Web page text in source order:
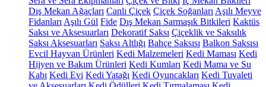
Dış Mekan Ağaçları Canlı Çiçek Çiçek Soğanları Aşılı Meyve
Fidanları Aşılı Gül Fide Dış Mekan Sarmaşık Bitkileri Kaktüs
Saksı ve Aksesuarları Dekoratif Saksı Çiçeklik ve Saksılık
Saksı Aksesuarları Saksı Altlığı Bahçe Saksısı Balkon Saksısı
Evcil Hayvan Ürünleri Kedi Malzemeleri Kedi Maması Kedi
Hijyen ve Bakım Ürünleri Kedi Kumları Kedi Mama ve Su
Kabı Kedi Evi Kedi Yatağı Kedi Oyuncakları Kedi Tuvaleti